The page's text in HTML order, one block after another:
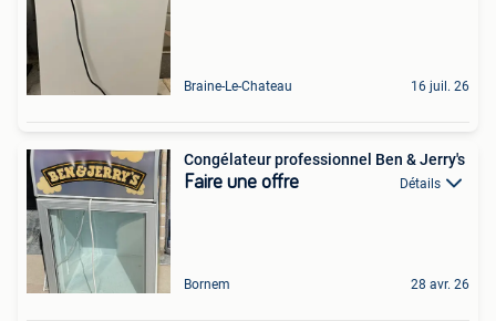
Braine-Le-Chateau 16 juil. 26
Congélateur professionnel Ben & Jerry's
Faire une offre Détails
Bornem 28 avr. 26